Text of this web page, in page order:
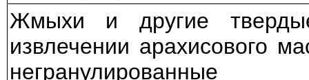
Жмыхи и другие
извлечении арахисового
негранулированные